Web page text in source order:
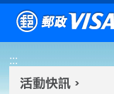
跳到主要內容區塊
:::
新竹遠東巨城
桃園大江國際